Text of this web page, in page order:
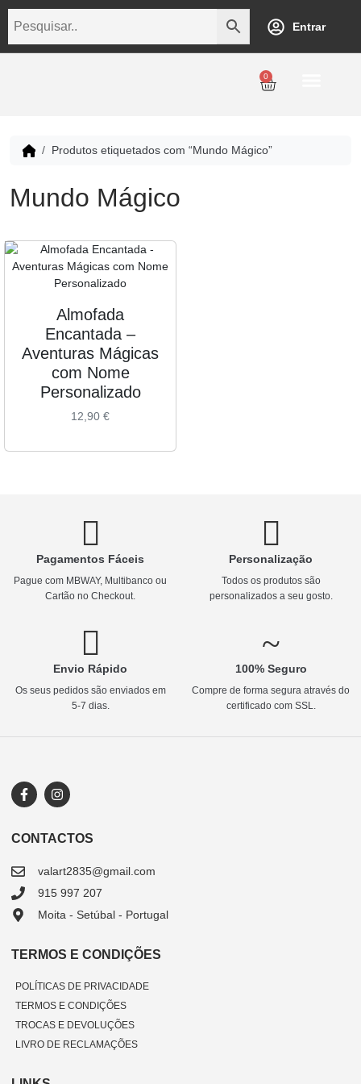
Entrar
0
Produtos etiquetados com “Mundo Mágico”
Mundo Mágico
Almofada
Encantada –
Aventuras Mágicas
com Nome
Personalizado
12,90 €
Pagamentos Fáceis
Pague com MBWAY, Multibanco ou
Cartão no Checkout.
Personalização
Todos os produtos são
personalizados a seu gosto.
Envio Rápido
Os seus pedidos são enviados em
5-7 dias.
100% Seguro
Compre de forma segura através do
certificado com SSL.
CONTACTOS
valart2835@gmail.com
915 997 207
Moita - Setúbal - Portugal
TERMOS E CONDIÇÕES
POLÍTICAS DE PRIVACIDADE
TERMOS E CONDIÇÕES
TROCAS E DEVOLUÇÕES
LIVRO DE RECLAMAÇÕES